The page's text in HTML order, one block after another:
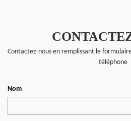
Contactez-nous en remplissant le
téléphone
Nom